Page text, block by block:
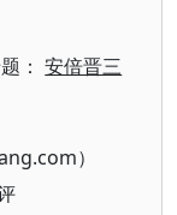
：安倍晋三
）